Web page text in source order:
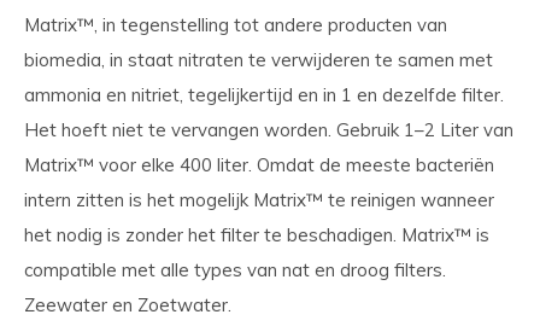
Matrix™, in tegenstelling tot andere producten van
biomedia, in staat nitraten te verwijderen te samen met
ammonia en nitriet, tegelijkertijd en in 1 en dezelfde filter.
Het hoeft niet te vervangen worden. Gebruik 1–2 Liter van
Matrix™ voor elke 400 liter. Omdat de meeste bacteriën
intern zitten is het mogelijk Matrix™ te reinigen wanneer
het nodig is zonder het filter te beschadigen. Matrix™ is
compatible met alle types van nat en droog filters.
Zeewater en Zoetwater.